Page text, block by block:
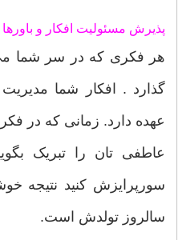
پذیرش مسئولیت افکار و باورها
هر فکری که در سر شما
گذارد . افکار شما
عهده دارد. زمانی که در
عاطفی تان را تبریک
سورپرایزش کنید نتیجه
سالروز تولدش است.